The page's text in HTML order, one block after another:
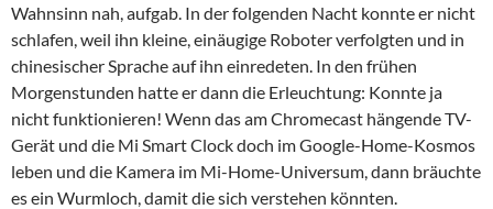
Wahnsinn nah, aufgab. In der folgenden Nacht konnte er nicht
schlafen, weil ihn kleine, einäugige Roboter verfolgten und in
chinesischer Sprache auf ihn einredeten. In den frühen
Morgenstunden hatte er dann die Erleuchtung: Konnte ja
nicht funktionieren! Wenn das am Chromecast hängende TV-
Gerät und die Mi Smart Clock doch im Google-Home-Kosmos
leben und die Kamera im Mi-Home-Universum, dann bräuchte
es ein Wurmloch, damit die sich verstehen könnten.